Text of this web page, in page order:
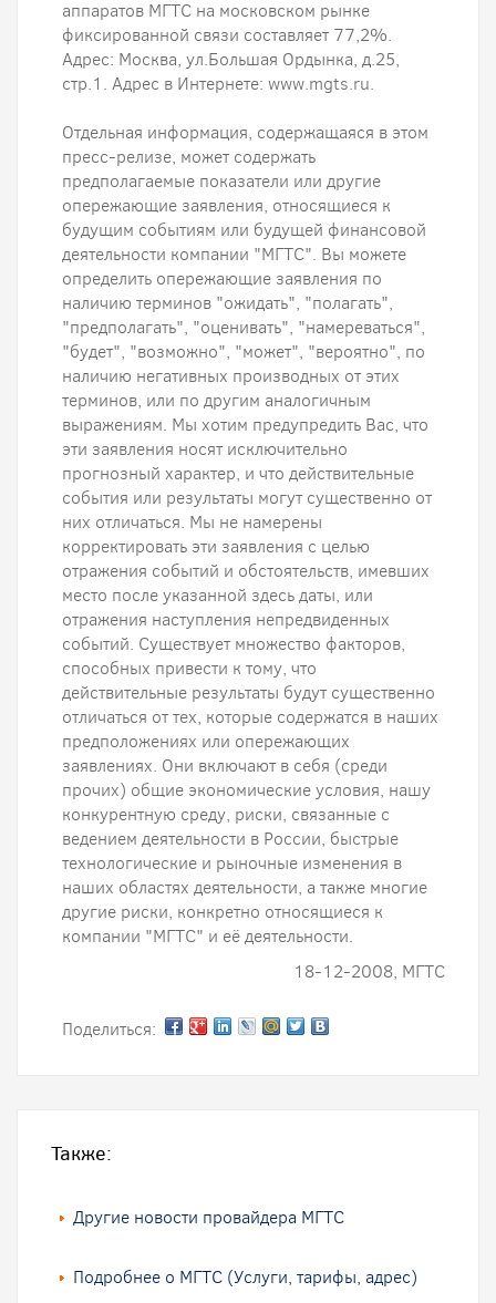
аппаратов МГТС на московском рынке
фиксированной связи составляет 77,2%.
Адрес: Москва, ул.Большая Ордынка, д.25,
стр.1. Адрес в Интернете: www.mgts.ru.
Отдельная информация, содержащаяся в этом
пресс-релизе, может содержать
предполагаемые показатели или другие
опережающие заявления, относящиеся к
будущим событиям или будущей финансовой
деятельности компании "МГТС". Вы можете
определить опережающие заявления по
наличию терминов "ожидать", "полагать",
"предполагать", "оценивать", "намереваться",
"будет", "возможно", "может", "вероятно", по
наличию негативных производных от этих
терминов, или по другим аналогичным
выражениям. Мы хотим предупредить Вас, что
эти заявления носят исключительно
прогнозный характер, и что действительные
события или результаты могут существенно от
них отличаться. Мы не намерены
корректировать эти заявления с целью
отражения событий и обстоятельств, имевших
место после указанной здесь даты, или
отражения наступления непредвиденных
событий. Существует множество факторов,
способных привести к тому, что
действительные результаты будут существенно
отличаться от тех, которые содержатся в наших
предположениях или опережающих
заявлениях. Они включают в себя (среди
прочих) общие экономические условия, нашу
конкурентную среду, риски, связанные с
ведением деятельности в России, быстрые
технологические и рыночные изменения в
наших областях деятельности, а также многие
другие риски, конкретно относящиеся к
компании "МГТС" и её деятельности.
18-12-2008, МГТС
Поделиться:
Также:
Другие новости провайдера МГТС
Подробнее о МГТС (Услуги, тарифы, адрес)